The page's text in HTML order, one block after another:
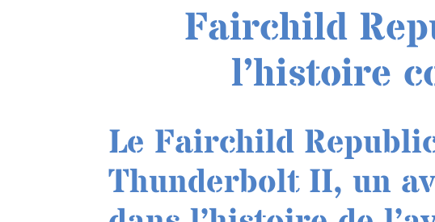
Fairchild
l’histoire
Le Fairchild
Thunderbolt II, un